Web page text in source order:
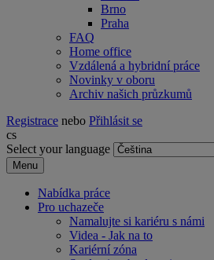
Brno
Praha
FAQ
Home office
Vzdálená a hybridní práce
Novinky v oboru
Archiv našich průzkumů
Registrace nebo Přihlásit se
cs
Select your language
Menu
Nabídka práce
Pro uchazeče
Namalujte si kariéru s námi
Videa - Jak na to
Kariérní zóna